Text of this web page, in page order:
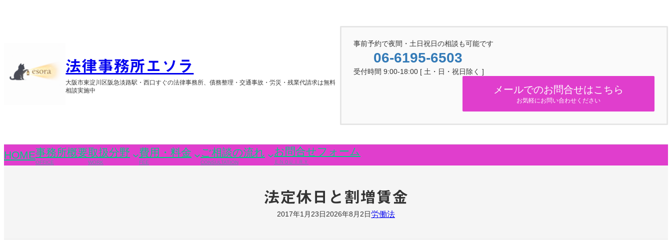
法律事務所エソラ
大阪市東淀川区阪急淡路駅・西口すぐの法律事務所、債務整理・交通事故・労災・残業代請求は無料
相談実施中
事前予約で夜間・土日祝日の相談も可能です
06-6195-6503
受付時間 9:00-18:00 [ 土・日・祝日除く ]
メールでのお問合せはこちら
お気軽にお問い合わせください
HOME事務所概要
OFFICE
取扱分野
WORK
費用・料金
FEE
ご相談の流れ
CONSULTATION
お問合せフォーム
ＥＮＱＵＩＲＹ
法定休日と割増賃金
2017年1月23日2026年8月2日労働法